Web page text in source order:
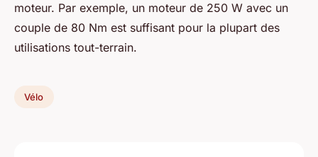
moteur. Par exemple, un moteur de 250 W avec un
couple de 80 Nm est suffisant pour la plupart des
utilisations tout-terrain.
Vélo